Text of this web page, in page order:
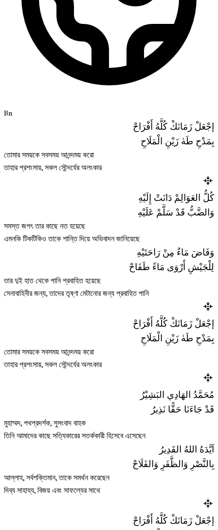
Bn
إجْعَلْ زَمَانَكْ كُلَّهُ أَفْرَاحْ
بِمَدْحِ طَهٰ زَيْنِ الْمَلَاحِ
তোমার সময়কে সবসময় আনন্দময় করো
তাহার প্রশংসায়, সকল সৌন্দর্যের অলংকার
كُلُّ العَوَالِمْ دَانَتْ إِلَيْهِ
وَالضَّبُّ قَدْ سَلَّمْ عَلَيْهِ
সমস্ত জগৎ তার কাছে নত হয়েছে
এমনকি টিকটিকিও তাকে শান্তি দিয়ে অভিবাদন জানিয়েছে
وَفَاضَ مَاءٌ مِنْ رَاحَتَيْهِ
لِلْجَيْشِ أَرْوَى مَاءً طَفَاحْ
তার দুই হাত থেকে পানি প্রবাহিত হয়েছে
সেনাবাহিনীর জন্য, তাদের তৃষ্ণা মেটানোর জন্য প্রবাহিত পানি
إجْعَلْ زَمَانَكْ كُلَّهُ أَفْرَاحْ
بِمَدْحِ طَهٰ زَيْنِ الْمَلَاحِ
তোমার সময়কে সবসময় আনন্দময় করো
তাহার প্রশংসায়, সকল সৌন্দর্যের অলংকার
مُحَمَّدُ الهَادِي البَشِيْرُ
قَدْ جَاءَنَا حَقًّا نَذِيرُ
মুহাম্মদ, পথপ্রদর্শক, সুসংবাদ বাহক
তিনি আমাদের কাছে সত্যিকারের সতর্ককারী হিসেবে এসেছেন
اَيَّدَهُ اللهُ القَدِيرُ
بِالنَّصْرِ وَالظَّفَرِ وَالفَلَاحْ
আল্লাহ, সর্বশক্তিমান, তাকে সমর্থন করেছেন
দিব্য সাহায্য, বিজয় এবং সাফল্যের সাথে
إجْعَلْ زَمَانَكْ كُلَّهُ أَفْرَاحْ